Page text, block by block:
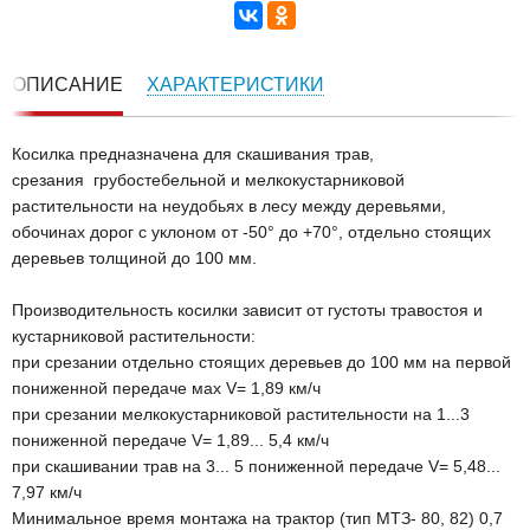
ОПИСАНИЕ ХАРАКТЕРИСТИКИ
Косилка предназначена для скашивания трав,
срезания грубостебельной и мелкокустарниковой
растительности на неудобьях в лесу между деревьями,
обочинах дорог с уклоном от -50° до +70°, отдельно стоящих
деревьев толщиной до 100 мм.
Производительность косилки зависит от густоты травостоя и
кустарниковой растительности:
при срезании отдельно стоящих деревьев до 100 мм на первой
пониженной передаче мах V= 1,89 км/ч
при срезании мелкокустарниковой растительности на 1...3
пониженной передаче V= 1,89... 5,4 км/ч
при скашивании трав на 3... 5 пониженной передаче V= 5,48...
7,97 км/ч
Минимальное время монтажа на трактор (тип МТЗ- 80, 82) 0,7